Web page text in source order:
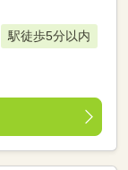
駅徒歩5分以内